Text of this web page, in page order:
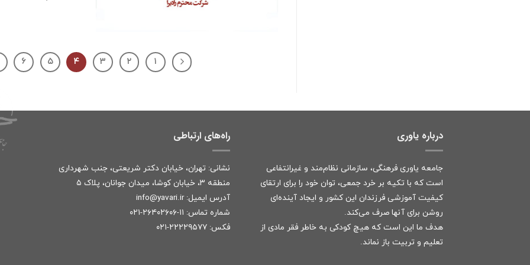
۱ ۲ ۳ ۴ ۵ ۶
درباره یاوری
جامعه یاوری فرهنگی، سازمانی نظام‌مند و غیرانتفاعی
است که با تکیه بر خرد جمعی، توان خود را برای ارتقای
کیفیت آموزشی فرزندان این کشور و ایجاد آینده‌ای
روشن برای آنها صرف می‌کند.
هدف ما این است که هیچ کودکی به خاطر فقر مادی از
تعلیم و تربیت باز نماند.
راه‌های ارتباطی
نشانی: تهران، خیابان دکتر شریعتی، جنب شهرداری
منطقه ۳، خیابان کوشا، میدان جوانان، پلاک ۵
آدرس ایمیل: info@yavari.ir
شماره تماس: ۱۱-۲۶۴۰۲۶۰۶-۰۲۱
فکس: ۲۲۲۲۹۵۷۷-۰۲۱